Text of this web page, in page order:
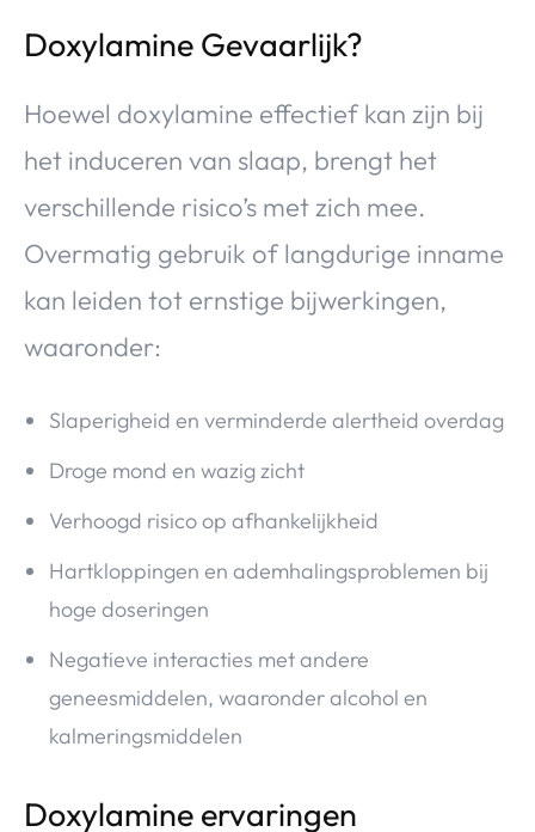
Doxylamine Gevaarlijk?
Hoewel doxylamine effectief kan zijn bij
het induceren van slaap, brengt het
verschillende risico’s met zich mee.
Overmatig gebruik of langdurige inname
kan leiden tot ernstige bijwerkingen,
waaronder:
Slaperigheid en verminderde alertheid overdag
Droge mond en wazig zicht
Verhoogd risico op afhankelijkheid
Hartkloppingen en ademhalingsproblemen bij
hoge doseringen
Negatieve interacties met andere
geneesmiddelen, waaronder alcohol en
kalmeringsmiddelen
Doxylamine ervaringen